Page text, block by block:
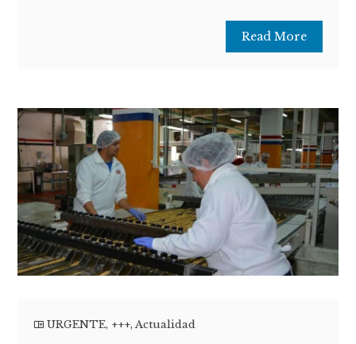
Read More
URGENTE, +++,Actualidad